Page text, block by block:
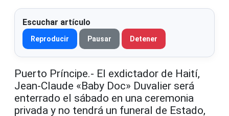
Escuchar artículo
Reproducir Pausar Detener
Puerto Príncipe.- El exdictador de Haití,
Jean-Claude «Baby Doc» Duvalier será
enterrado el sábado en una ceremonia
privada y no tendrá un funeral de Estado,